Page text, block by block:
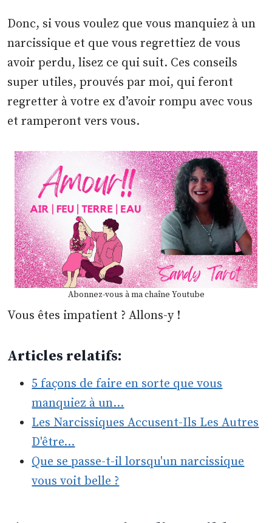
Donc, si vous voulez que vous manquiez à un
narcissique et que vous regrettiez de vous
avoir perdu, lisez ce qui suit. Ces conseils
super utiles, prouvés par moi, qui feront
regretter à votre ex d’avoir rompu avec vous
et ramperont vers vous.
Abonnez-vous à ma chaîne Youtube
Vous êtes impatient ? Allons-y !
Articles relatifs:
5 façons de faire en sorte que vous
manquiez à un…
Les Narcissiques Accusent-Ils Les Autres
D'être…
Que se passe-t-il lorsqu'un narcissique
vous voit belle ?